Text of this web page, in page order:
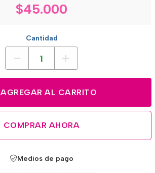
$45.000
Cantidad
AGREGAR AL CARRITO
COMPRAR AHORA
Medios de pago